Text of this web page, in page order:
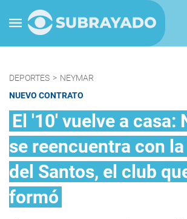
DEPORTES > NEYMAR
NUEVO CONTRATO
El '10' vuelve a casa:
se reencuentra con
del Santos, el club
formó